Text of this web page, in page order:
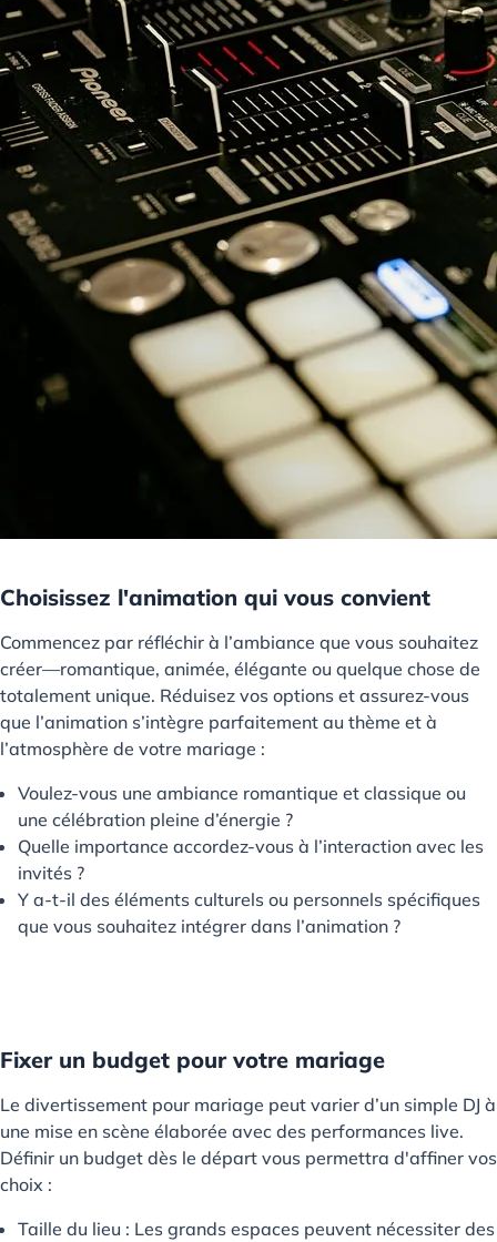
Choisissez l'animation qui vous convient
Commencez par réfléchir à l’ambiance que vous souhaitez
créer—romantique, animée, élégante ou quelque chose de
totalement unique. Réduisez vos options et assurez-vous
que l’animation s’intègre parfaitement au thème et à
l’atmosphère de votre mariage :
Voulez-vous une ambiance romantique et classique ou
une célébration pleine d’énergie ?
Quelle importance accordez-vous à l’interaction avec les
invités ?
Y a-t-il des éléments culturels ou personnels spécifiques
que vous souhaitez intégrer dans l’animation ?
Fixer un budget pour votre mariage
Le divertissement pour mariage peut varier d’un simple DJ à
une mise en scène élaborée avec des performances live.
Définir un budget dès le départ vous permettra d'affiner vos
choix :
Taille du lieu : Les grands espaces peuvent nécessiter des